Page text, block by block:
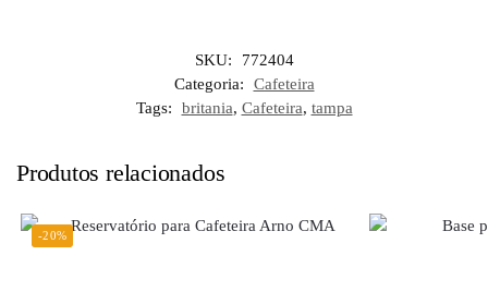
SKU:
772404
Categoria:
Cafeteira
Tags:
britania, Cafeteira, tampa
Produtos relacionados
-20%